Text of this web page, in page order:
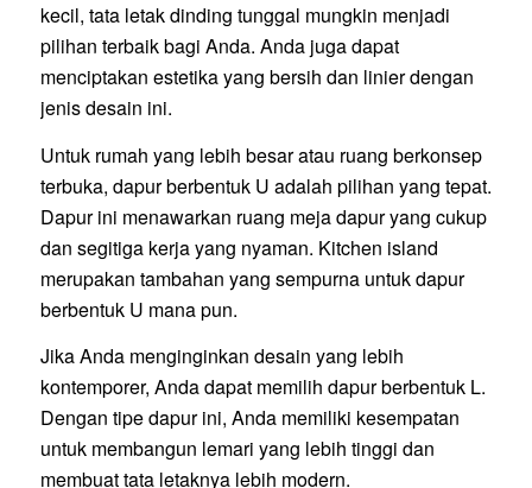
kecil, tata letak dinding tunggal mungkin menjadi
pilihan terbaik bagi Anda. Anda juga dapat
menciptakan estetika yang bersih dan linier dengan
jenis desain ini.
Untuk rumah yang lebih besar atau ruang berkonsep
terbuka, dapur berbentuk U adalah pilihan yang tepat.
Dapur ini menawarkan ruang meja dapur yang cukup
dan segitiga kerja yang nyaman. Kitchen island
merupakan tambahan yang sempurna untuk dapur
berbentuk U mana pun.
Jika Anda menginginkan desain yang lebih
kontemporer, Anda dapat memilih dapur berbentuk L.
Dengan tipe dapur ini, Anda memiliki kesempatan
untuk membangun lemari yang lebih tinggi dan
membuat tata letaknya lebih modern.